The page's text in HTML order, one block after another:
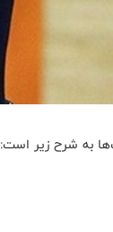
به شرح زیر است: